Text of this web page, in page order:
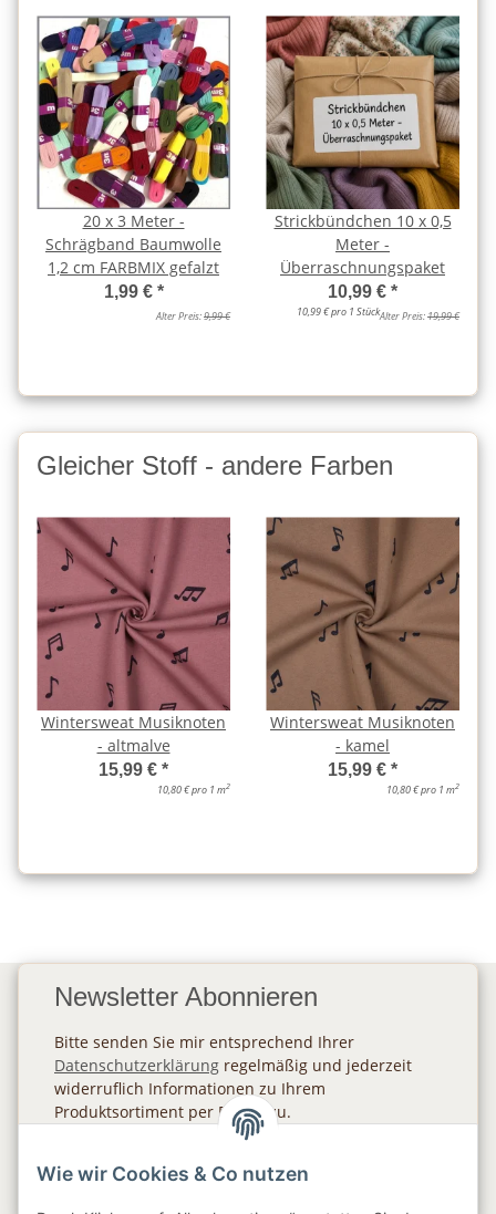
20 x 3 Meter -
Schrägband Baumwolle
1,2 cm FARBMIX gefalzt
1,99 € *
Alter Preis:9,99 €
Strickbündchen 10 x 0,5
Meter -
Überraschnungspaket
10,99 € *
10,99 € pro 1 StückAlter Preis:19,99 €
Gleicher Stoff - andere Farben
Wintersweat Musiknoten
- altmalve
15,99 € *
10,80 € pro 1 m2
Wintersweat Musiknoten
- kamel
15,99 € *
10,80 € pro 1 m2
Newsletter Abonnieren
Bitte senden Sie mir entsprechend Ihrer
Datenschutzerklärung regelmäßig und jederzeit
widerruflich Informationen zu Ihrem
Produktsortiment per E-Mail zu.
Wie wir Cookies & Co nutzen